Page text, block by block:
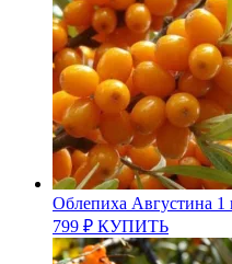
Облепиха Августина 1
799 ₽ КУПИТЬ